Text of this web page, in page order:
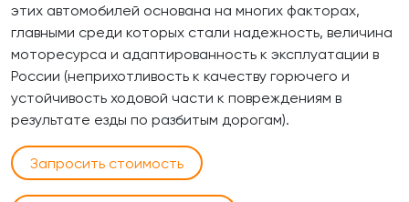
этих автомобилей основана на многих факторах,
главными среди которых стали надежность, величина
моторесурса и адаптированность к эксплуатации в
России (неприхотливость к качеству горючего и
устойчивость ходовой части к повреждениям в
результате езды по разбитым дорогам).
Запросить стоимость